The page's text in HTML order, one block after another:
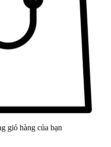
giỏ hàng của bạn